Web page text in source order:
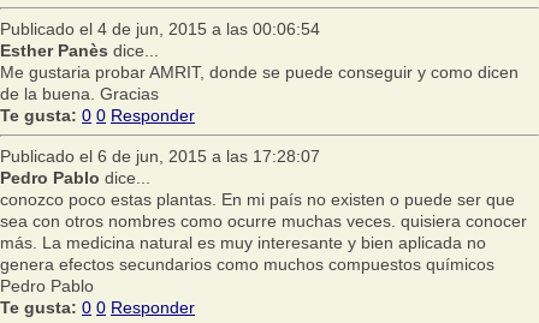
Publicado el 4 de jun, 2015 a las 00:06:54
Esther Panès dice...
Me gustaria probar AMRIT, donde se puede conseguir y como dicen
de la buena. Gracias
Te gusta: 0 0 Responder
Publicado el 6 de jun, 2015 a las 17:28:07
Pedro Pablo dice...
conozco poco estas plantas. En mi país no existen o puede ser que
sea con otros nombres como ocurre muchas veces. quisiera conocer
más. La medicina natural es muy interesante y bien aplicada no
genera efectos secundarios como muchos compuestos químicos
Pedro Pablo
Te gusta: 0 0 Responder